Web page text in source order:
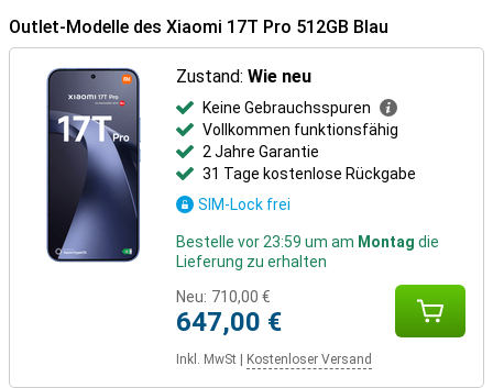
Gerät gegen Staub und Wasser geschützt, sodass Sie es unter
Outlet-Modelle des Xiaomi 17T Pro 512GB Blau
Zustand:Wie neu
Keine Gebrauchsspuren
Vollkommen funktionsfähig
2 Jahre Garantie
31 Tage kostenlose Rückgabe
SIM-Lock frei
Bestelle vor 23:59 um am Montag die
Lieferung zu erhalten
Neu: 710,00 €
647,00 €
Inkl. MwSt Kostenloser Versand